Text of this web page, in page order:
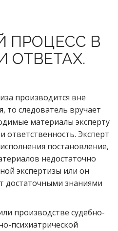
ПРОЦЕСС В
ОТВЕТАХ.
производится вне
то следователь вручает
материалы эксперту
ответственность. Эксперт
постановление,
недостаточно
экспертизы или он
достаточными знаниями
производстве судебно-
психиатрической